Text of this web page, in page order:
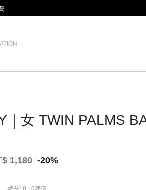
｜女 TWIN PALMS
1,180 -20%